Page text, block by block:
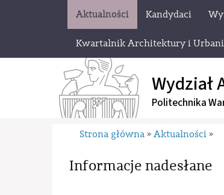
Aktualności Kandydaci
Kwartalnik Architektury i
Wydział
Politechnika
Strona główna » Aktualności »
Informacje nadesłane